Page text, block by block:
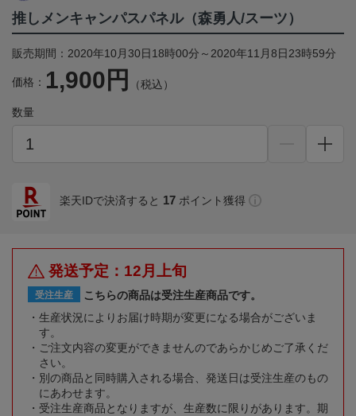
推しメンキャンパスパネル（森勇人/スーツ）
販売期間：2020年10月30日18時00分～2020年11月8日23時59分
価格： 1,900円 （税込）
数量
楽天IDで決済すると 17 ポイント獲得
発送予定：12月上旬
受注生産
こちらの商品は受注生産商品です。
生産状況によりお届け時期が変更になる場合がございま
す。
ご注文内容の変更ができませんのであらかじめご了承くだ
さい。
別の商品と同時購入される場合、発送日は受注生産のもの
にあわせます。
受注生産商品となりますが、生産数に限りがあります。期